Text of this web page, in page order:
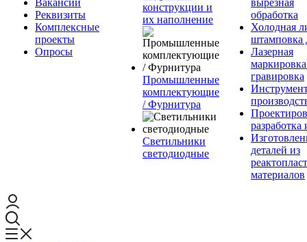
Вакансии
Реквизиты
Комплексные
проекты
Опросы
конструкции и
их наполнение
Промышленные
комплектующие
/ Фурнитура
Светильники
светодиодные
вырезная
обработка
Холодная
штамповка
Лазерная
гравировка
разработка
деталей из
материалов